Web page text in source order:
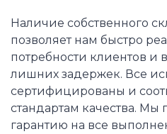
Наличие собственного
позволяет нам быстро
потребности клиентов и
лишних задержек. Все
сертифицированы и
стандартам качества. Мы
гарантию на все